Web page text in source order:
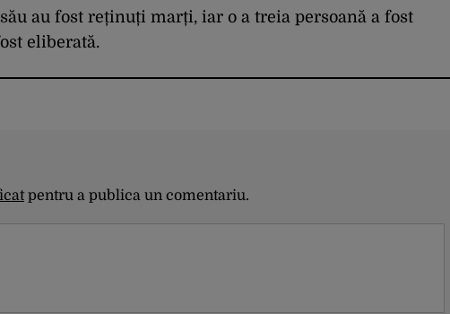
au fost reținuți marți, iar o a treia persoană a fost
eliberată.
pentru a publica un comentariu.